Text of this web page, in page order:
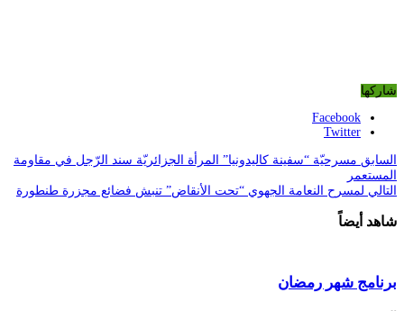
شاركها
Facebook
Twitter
السابق مسرحيّة “سفينة كاليدونيا” المرأة الجزائريّة سند الرّجل في مقاومة
المستعمر
التالي لمسرح النعامة الجهوي “تحت الأنقاض” تنبش فضائع مجزرة طنطورة
شاهد أيضاً
برنامج شهر رمضان